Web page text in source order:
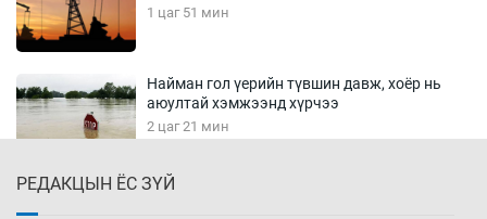
1 цаг 51 мин
Найман гол үерийн түвшин давж, хоёр нь
аюултай хэмжээнд хүрчээ
2 цаг 21 мин
РЕДАКЦЫН ЁС ЗҮЙ